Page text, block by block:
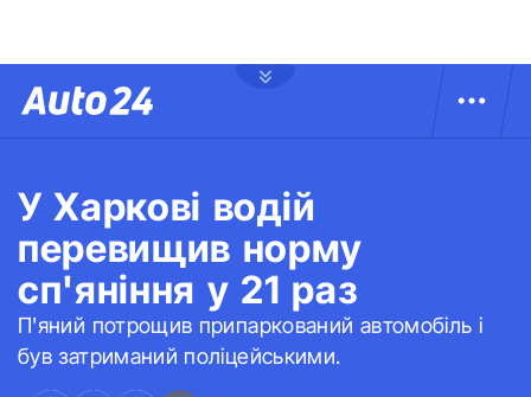
У Харкові водій
перевищив норму
сп'яніння у 21 раз
П'яний потрощив припаркований автомобіль і
був затриманий поліцейськими.